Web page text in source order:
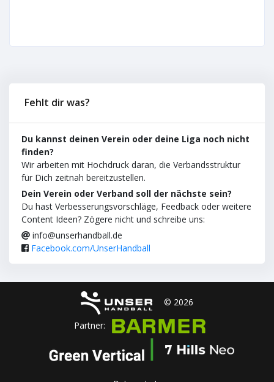
Fehlt dir was?
Du kannst deinen Verein oder deine Liga noch nicht
finden?
Wir arbeiten mit Hochdruck daran, die Verbandsstruktur
für Dich zeitnah bereitzustellen.
Dein Verein oder Verband soll der nächste sein?
Du hast Verbesserungsvorschläge, Feedback oder weitere
Content Ideen? Zögere nicht und schreibe uns:
info@unserhandball.de
Facebook.com/UnserHandball
© 2026
Partner: